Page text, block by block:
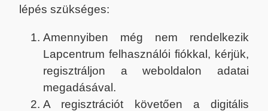
lépés szükséges:
Amennyiben még nem rendelkezik
Lapcentrum felhasználói fiókkal, kérjük,
regisztráljon a weboldalon adatai
megadásával.
A regisztrációt követően a digitális